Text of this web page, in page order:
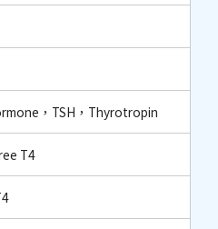
，TSH，Thyrotropin
T4